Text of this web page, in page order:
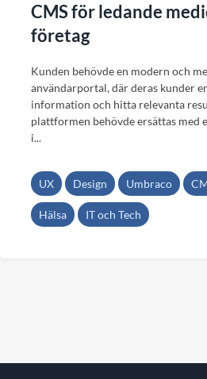
CMS för ledande
företag
Kunden behövde en modern och
användarportal, där deras kunder
information och hitta relevanta
plattformen behövde ersättas med
i...
UX Design Umbraco
Hälsa IT och Tech